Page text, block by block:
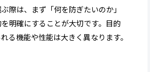
際は、まず「何を防ぎたいのか」
明確にすることが大切です。目的
る機能や性能は大きく異なります。